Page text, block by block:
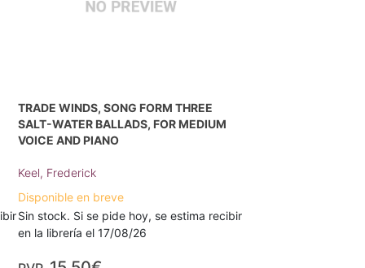
TRADE WINDS, SONG FORM THREE
SALT-WATER BALLADS, FOR MEDIUM
VOICE AND PIANO
Keel, Frederick
Disponible en breve
Sin stock. Si se pide hoy, se estima recibir
en la librería el 17/08/26